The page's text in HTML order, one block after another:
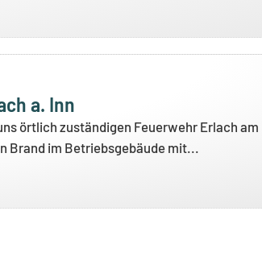
a. Inn
örtlich zuständigen Feuerwehr Erlach am
im Betriebsgebäude mit...